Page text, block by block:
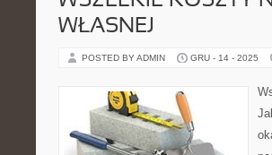
WŁASNEJ
POSTED BY ADMIN GRU - 14 - 2025